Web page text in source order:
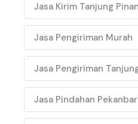
Jasa Kirim Tanjung
Jasa Pengiriman Murah
Jasa Pengiriman
Jasa Pindahan